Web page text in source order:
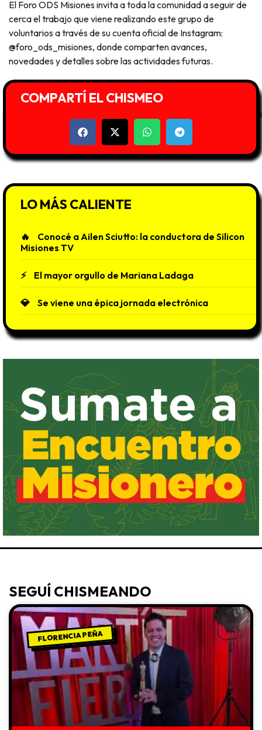
El Foro ODS Misiones invita a toda la comunidad a seguir de
cerca el trabajo que viene realizando este grupo de
voluntarios a través de su cuenta oficial de Instagram:
@foro_ods_misiones, donde comparten avances,
novedades y detalles sobre las actividades futuras.
COMPARTÍ EL CHISMEO
LO MÁS CALIENTE
Conocé a Ailen Sciutto: la conductora de Silicon
Misiones TV
El mayor orgullo de Mariana Ladaga
Se viene una épica jornada electrónica
SEGUÍ CHISMEANDO
FLORENCIA PEÑA